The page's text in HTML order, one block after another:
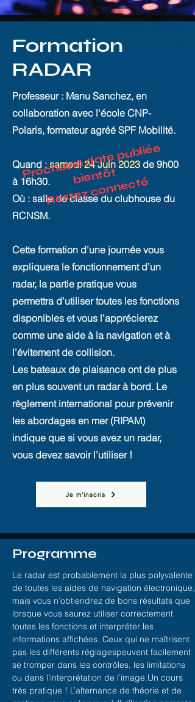
Formation
RADAR
Professeur : Manu Sanchez, en
collaboration avec l'école CNP-
Polaris, formateur agréé SPF Mobilité.
Quand :samedi24 Juin 2023 de 9h00
à 16h30.
Où : salle de classe du clubhouse du
RCNSM.
Cette formation d’une journée vous
expliquera le fonctionnement d’un
radar, la partie pratique vous
permettra d’utiliser toutes les fonctions
disponibles etvous l’apprécierez
comme une aide à la navigation et à
l’évitement de collision.
Les bateaux de plaisance ont de plus
en plus souvent un radar à bord. Le
règlement international pour prévenir
les abordages en mer (RIPAM)
indique que si vous avez un radar,
vous devez savoir l’utiliser !
Pr
o
c
h
ai
n
e
d
at
e
p
u
bli
é
e
bi
e
nt
ôt
Restez connecté
Je m'inscris
Programme
Le radar est probablement la plus polyvalente
de toutes les aides de navigation électronique,
mais vous n’obtiendrez de bons résultats que
lorsque vous saurez utiliser correctement
toutes les fonctions et interpréter les
informations affichées. Ceux qui ne maîtrisent
pas les différents réglagespeuvent facilement
se tromper dans les contrôles, les limitations
ou dans l’interprétation de l’image.Un cours
très pratique ! L’alternance de théorie et de